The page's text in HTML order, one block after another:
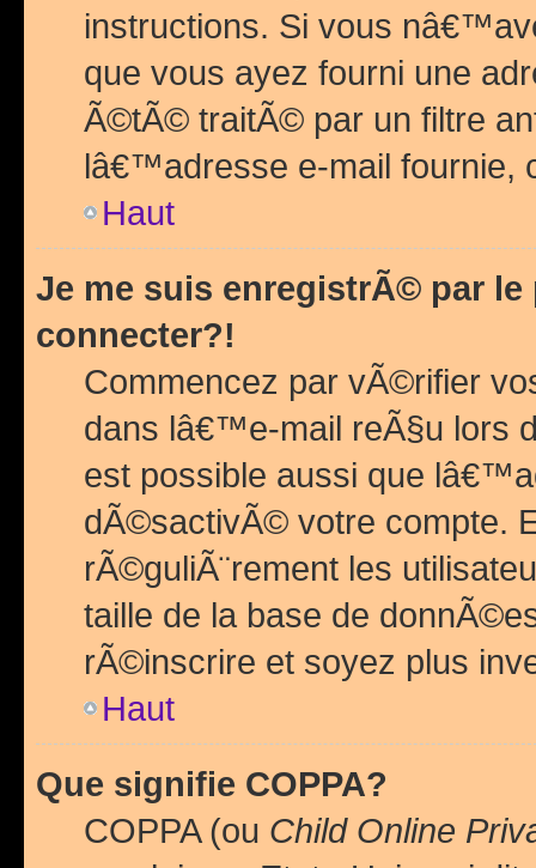
instructions. Si vous
que vous ayez fourni une
Ã©tÃ© traitÃ© par un filtre
lâ€™adresse e-mail fournie,
Haut
Je me suis enregistrÃ© par
connecter?!
Commencez par vÃ©rifier
dans lâ€™e-mail reÃ§u lors
est possible aussi que
dÃ©sactivÃ© votre compte.
rÃ©guliÃ¨rement les
taille de la base de
rÃ©inscrire et soyez plus
Haut
Que signifie COPPA?
COPPA (ou Child Online